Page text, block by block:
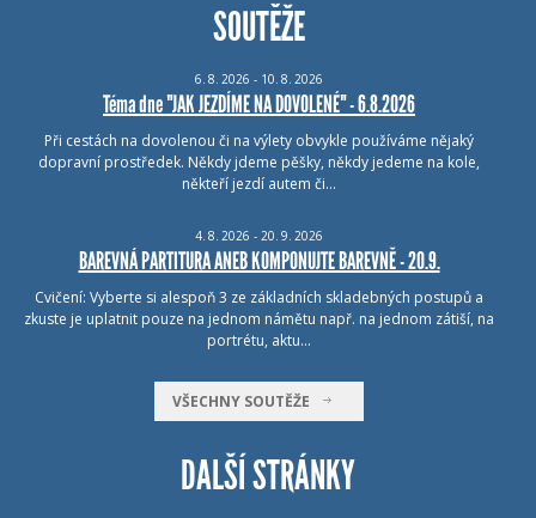
SOUTĚŽE
6. 8. 2026 - 10. 8. 2026
Téma dne "JAK JEZDÍME NA DOVOLENÉ" - 6.8.2026
Při cestách na dovolenou či na výlety obvykle používáme nějaký
dopravní prostředek. Někdy jdeme pěšky, někdy jedeme na kole,
někteří jezdí autem či…
4. 8. 2026 - 20. 9. 2026
BAREVNÁ PARTITURA ANEB KOMPONUJTE BAREVNĚ - 20.9.
Cvičení: Vyberte si alespoň 3 ze základních skladebných postupů a
zkuste je uplatnit pouze na jednom námětu např. na jednom zátiší, na
portrétu, aktu…
VŠECHNY SOUTĚŽE
DALŠÍ STRÁNKY